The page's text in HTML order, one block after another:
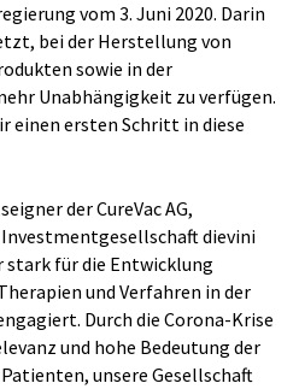
vom 3. Juni 2020. Darin
bei der Herstellung von
sowie in der
Unabhängigkeit zu verfügen.
einen ersten Schritt in diese
der CureVac AG,
dievini
stark für die Entwicklung
und Verfahren in der
Durch die Corona-Krise
und hohe Bedeutung der
unsere Gesellschaft